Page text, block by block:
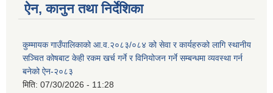
ऐन, कानुन तथा निर्देशिका
कुम्मायक गाउँपालिकाको आ.व.२०८३/०८४ को सेवा र कार्यहरुको लागि स्थानीय
सञ्चित कोषबाट केही रकम खर्च गर्ने र विनियोजन गर्ने सम्बन्धमा व्यवस्था गर्न
बनेको ऐन-२०८३
मिति: 07/30/2026 - 11:28